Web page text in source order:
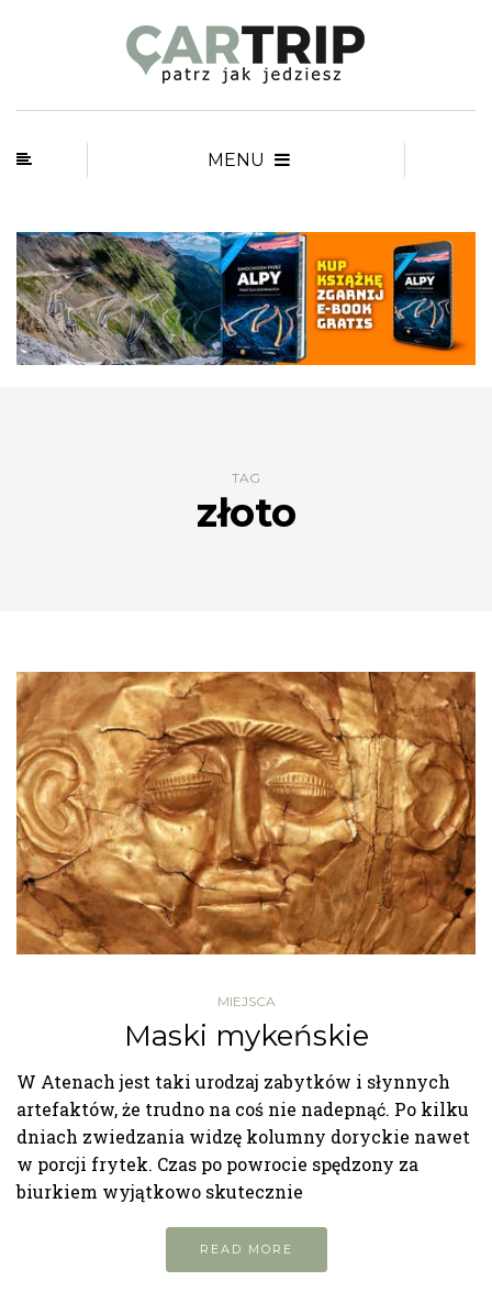
MENU
TAG
złoto
MIEJSCA
Maski mykeńskie
W Atenach jest taki urodzaj zabytków i słynnych
artefaktów, że trudno na coś nie nadepnąć. Po kilku
dniach zwiedzania widzę kolumny doryckie nawet
w porcji frytek. Czas po powrocie spędzony za
biurkiem wyjątkowo skutecznie
READ MORE